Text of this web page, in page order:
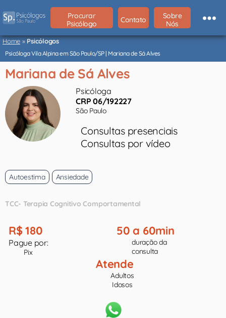
São
Paulo
Procurar
Psicólogo
Contato
Sobre
Nós
Home»Psicólogos
Psicóloga Vila Alpina em São Paulo/SP | Mariana de Sá Alves
Mariana de Sá Alves
Psicóloga
CRP 06/192227
São Paulo
Consultas presenciais
Consultas por vídeo
Autoestima Ansiedade
TCC- Terapia Cognitivo Comportamental
R$ 180
Pague por:
Pix
50 a 60min
duração da
consulta
Atende
Adultos
Idosos